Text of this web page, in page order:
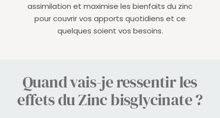
assimilation et maximise les bienfaits du zinc
pour couvrir vos apports quotidiens et ce
quelques soient vos besoins.
Quand vais-je ressentir les
effets du Zinc bisglycinate ?